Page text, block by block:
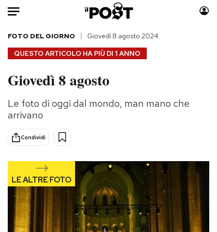
Auto
HOME
Italia
Politica
Internet
Cultura
Economia
Sport
Consumismi
Altrecose
Mondiali calcio 2026
QUESTO ARTICOLO HA PIÙ DI 1 ANNO
FOTO DEL GIORNO Giovedì 8 agosto 2024
Giovedì 8 agosto
Le foto di oggi dal mondo, man mano che
arrivano
Condividi